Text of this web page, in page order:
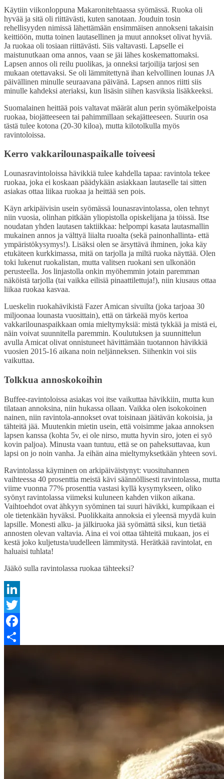
Share
Käytiin viikonloppuna Makaronitehtaassa syömässä. Ruoka oli
hyvää ja sitä oli riittävästi, kuten sanotaan. Jouduin tosin
rehellisyyden nimissä lähettämään ensimmäisen annokseni takaisin
keittiöön, mutta toinen lautasellinen ja muut annokset olivat hyviä.
Ja ruokaa oli tosiaan riittävästi. Siis valtavasti. Lapselle ei
maistunutkaan oma annos, vaan se jäi lähes koskemattomaksi.
Lapsen annos oli reilu puolikas, ja onneksi tarjoilija tarjosi sen
mukaan otettavaksi. Se oli lämmitettynä ihan kelvollinen lounas JA
päivällinen minulle seuraavana päivänä. Lapsen annos riitti siis
minulle kahdeksi ateriaksi, kun lisäsin siihen kasviksia lisäkkeeksi.
Suomalainen heittää pois valtavat määrät alun perin syömäkelpoista
ruokaa, biojätteeseen tai pahimmillaan sekajätteeseen. Suurin osa
tästä tulee kotona (20­-30 kiloa), mutta kilotolkulla myös
ravintoloissa.
Kerro vakkarilounaspaikalle toiveesi
Lounasravintoloissa hävikkiä tulee kahdella tapaa: ravintola tekee
ruokaa, joka ei koskaan päädykään asiakkaan lautaselle tai sitten
asiakas ottaa liikaa ruokaa ja heittää sen pois.
Käyn arkipäivisin usein syömässä lounasravintolassa, olen tehnyt
niin vuosia, olinhan pitkään yliopistolla opiskelijana ja töissä. Itse
noudatan yhden lautasen taktiikkaa: helpompi kasata lautasmallin
mukainen annos ja välttyä liialta ruoalta (sekä painonhallinta- että
ympäristökysymys!). Lisäksi olen se ärsyttävä ihminen, joka käy
etukäteen kurkkimassa, mitä on tarjolla ja miltä ruoka näyttää. Olen
toki lukenut ruokalistan, mutta valitsen ruokani sen ulkonäön
perusteella. Jos linjastolla onkin myöhemmin jotain paremman
näköistä tarjolla (tai vaikka eilisiä pinaattilettuja!), niin kiusaus ottaa
liikaa ruokaa kasvaa.
Lueskelin ruokahävikistä Fazer Amican sivuilta (joka tarjoaa 30
miljoonaa lounasta vuosittain), että on tärkeää myös kertoa
vakkarilounaspaikkaan omia mieltymyksiä: mistä tykkää ja mistä ei,
näin voivat suunnitella paremmin. Koulutuksen ja suunnittelun
avulla Amicat olivat onnistuneet hävittämään tuotannon hävikkiä
vuosien 2015-16 aikana noin neljänneksen. Siihenkin voi siis
vaikuttaa.
Tolkkua annoskokoihin
Buffee-ravintoloissa asiakas voi itse vaikuttaa hävikkiin, mutta kun
tilataan annoksina, niin hukassa ollaan. Vaikka olen isokokoinen
nainen, niin ravintola-annokset ovat toisinaan jäätävän kokoisia, ja
tähteitä jää. Muutenkin mietin usein, että voisimme jakaa annoksen
lapsen kanssa (kohta 5v, ei ole nirso, mutta hyvin siro, joten ei syö
kovin paljoa). Minusta vaan tuntuu, että se on paheksuttavaa, kun
lapsi on jo noin vanha. Ja eihän aina mieltymyksetkään yhteen sovi.
Ravintolassa käyminen on arkipäiväistynyt: vuosituhannen
vaihteessa 40 prosenttia meistä kävi säännöllisesti ravintolassa, mutta
viime vuonna 77% prosenttia vastasi kyllä kysymykseen, oliko
syönyt ravintolassa viimeksi kuluneen kahden viikon aikana.
Vaihtoehdot ovat ähkyyn syöminen tai suuri hävikki, kumpikaan ei
ole tietenkään hyväksi. Puolikkaita annoksia ei yleensä myydä kuin
lapsille. Monesti alku- ja jälkiruoka jää syömättä siksi, kun tietää
annosten olevan valtavia. Aina ei voi ottaa tähteitä mukaan, jos ei
kestä joko kuljetusta/uudelleen lämmitystä. Herätkää ravintolat, en
haluaisi tuhlata!
Jääkö sulla ravintolassa ruokaa tähteeksi?
LinkedIn
Twitter
Facebook